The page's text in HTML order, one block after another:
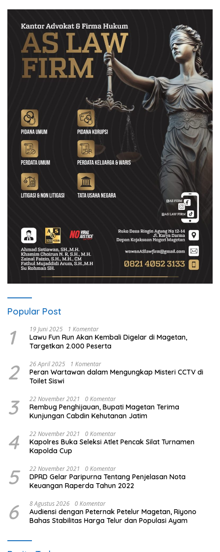
Popular Post
1 19 Juni 2025 1 Komentar
Lawu Fun Run Akan Kembali Digelar di Magetan,
Targetkan 2.000 Peserta
2 26 April 2025 1 Komentar
Peran Wartawan dalam Mengungkap Misteri CCTV di
Toilet Siswi
3 22 November 2021 0 Komentar
Rembug Penghijauan, Bupati Magetan Terima
Kunjungan Cabdin Kehutanan Jatim
4 22 November 2021 0 Komentar
Kapolres Buka Seleksi Atlet Pencak Silat Turnamen
Kapolda Cup
5 22 November 2021 0 Komentar
DPRD Gelar Paripurna Tentang Penjelasan Nota
Keuangan Raperda Tahun 2022
6 8 Agustus 2026 0 Komentar
Audiensi dengan Peternak Petelur Magetan, Riyono
Bahas Stabilitas Harga Telur dan Populasi Ayam